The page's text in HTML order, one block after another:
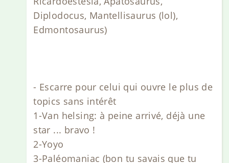
Diplodocus, Mantellisaurus (lol),
Edmontosaurus)
- Escarre pour celui qui ouvre le plus de
topics sans intérêt
1-Van helsing: à peine arrivé, déjà une
star ... bravo !
2-Yoyo
3-Paléomaniac (bon tu savais que tu